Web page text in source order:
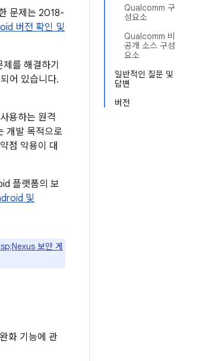
Qualcomm 구
성요소
Qualcomm 비
공개 소스 구성
요소
일반적인 질문 및
답변
버전
문제는 2018-
버전 확인 및
를 해결하기
어 있습니다.
용하는 원격
개발 목적으로
점 악용이 대
플랫폼의 보
및
보안 게
화 기능에 관